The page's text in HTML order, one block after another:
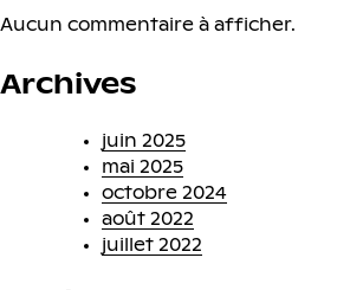
Aucun commentaire à afficher.
Archives
juin 2025
mai 2025
octobre 2024
août 2022
juillet 2022